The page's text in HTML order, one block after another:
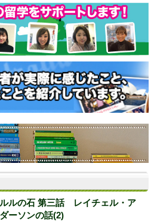
ルの石 第三話 レイチェル・ア
ーソンの話(2)